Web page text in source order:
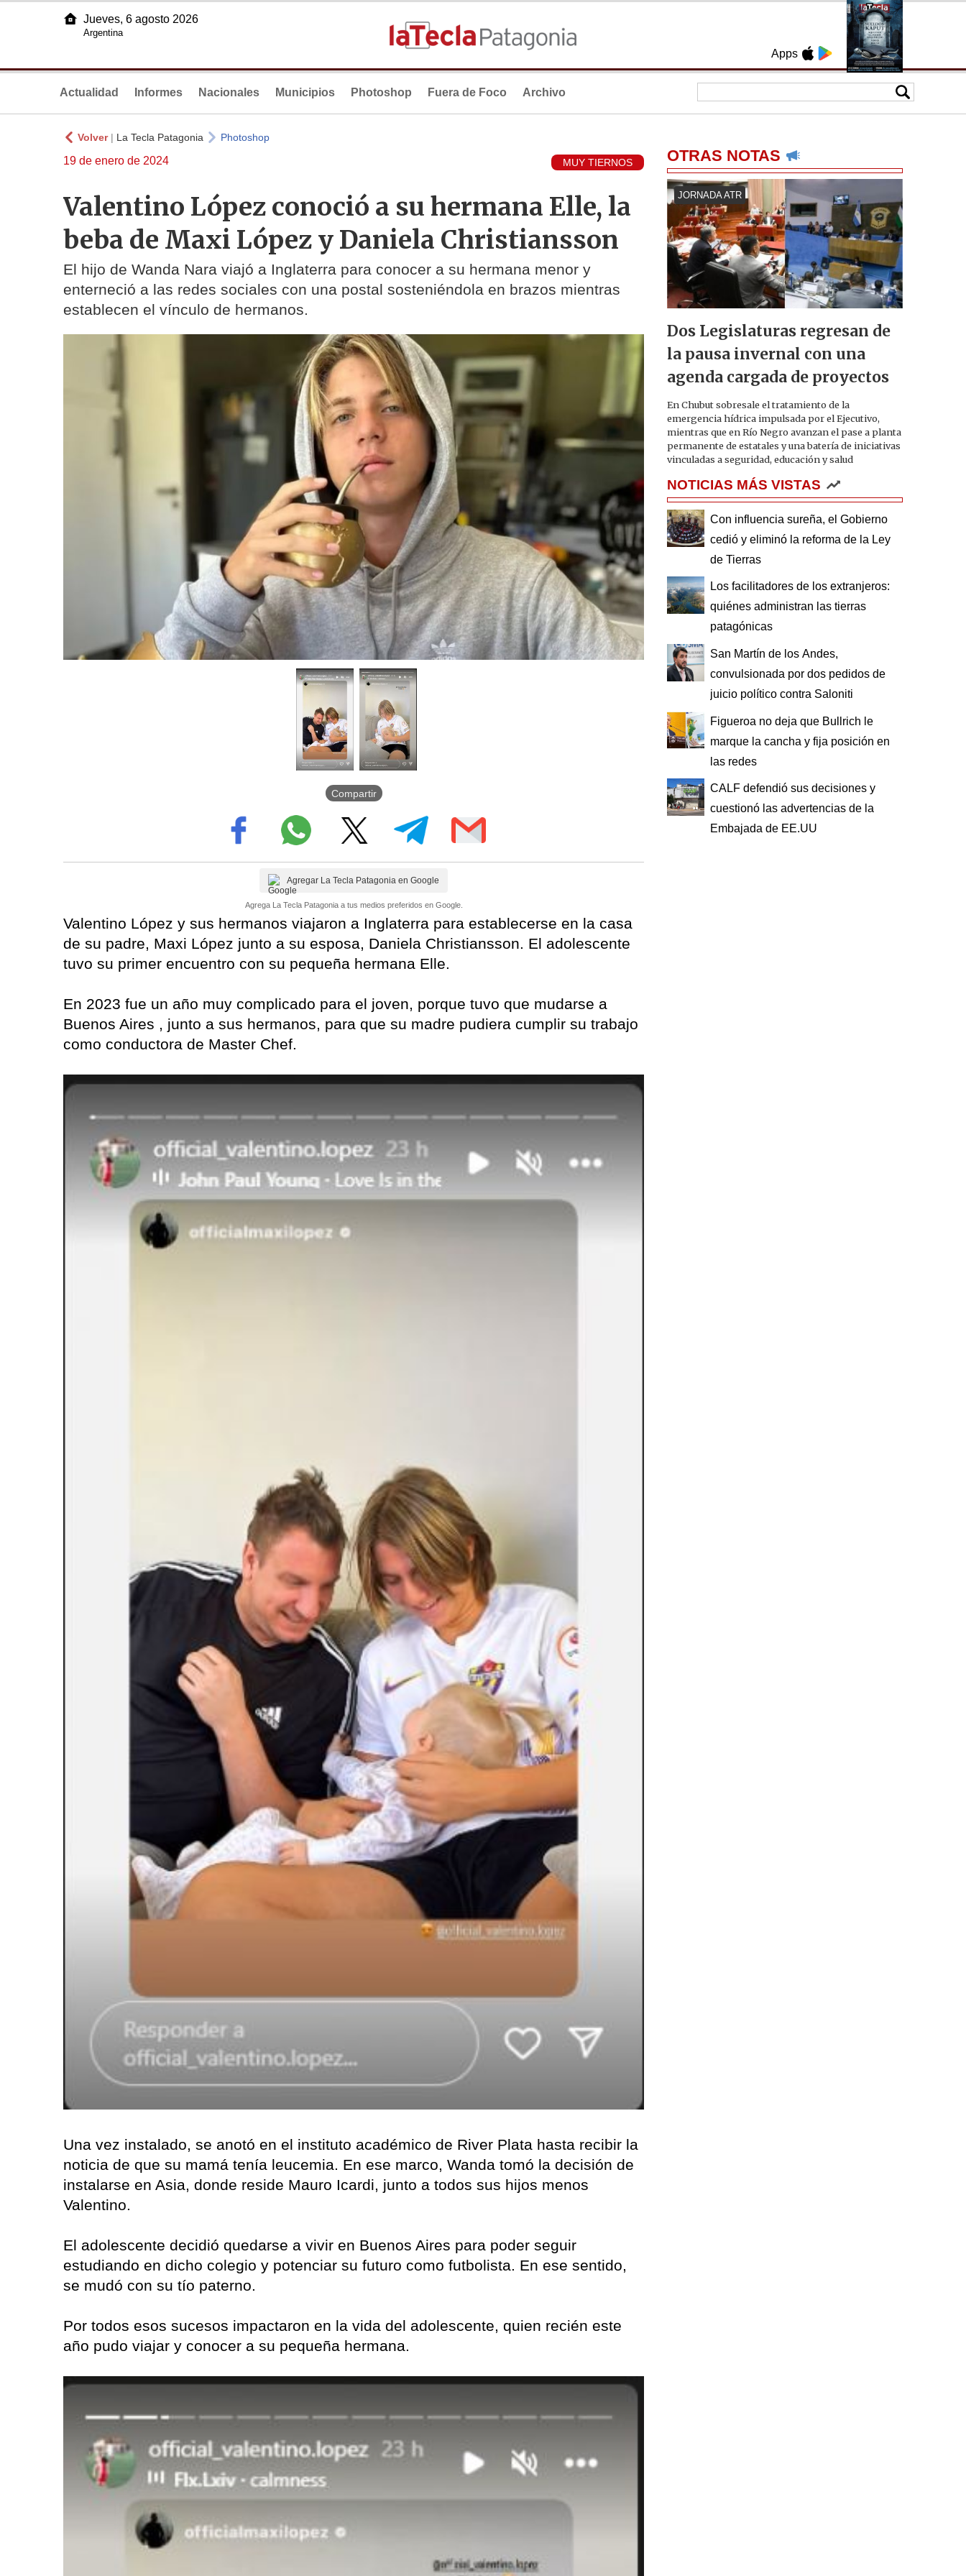
Apps
Jueves, 6 agosto 2026
Argentina
Actualidad Informes Nacionales Municipios Photoshop Fuera de Foco Archivo
Volver| La Tecla Patagonia Photoshop
19 de enero de 2024 MUY TIERNOS
Valentino López conoció a su hermana Elle, la
beba de Maxi López y Daniela Christiansson
El hijo de Wanda Nara viajó a Inglaterra para conocer a su hermana menor y
enterneció a las redes sociales con una postal sosteniéndola en brazos mientras
establecen el vínculo de hermanos.
Compartir
Agregar La Tecla Patagonia en Google
Agrega La Tecla Patagonia a tus medios preferidos en Google.
Valentino López y sus hermanos viajaron a Inglaterra para establecerse en la casa
de su padre, Maxi López junto a su esposa, Daniela Christiansson. El adolescente
tuvo su primer encuentro con su pequeña hermana Elle.
En 2023 fue un año muy complicado para el joven, porque tuvo que mudarse a
Buenos Aires , junto a sus hermanos, para que su madre pudiera cumplir su trabajo
como conductora de Master Chef.
Una vez instalado, se anotó en el instituto académico de River Plata hasta recibir la
noticia de que su mamá tenía leucemia. En ese marco, Wanda tomó la decisión de
instalarse en Asia, donde reside Mauro Icardi, junto a todos sus hijos menos
Valentino.
El adolescente decidió quedarse a vivir en Buenos Aires para poder seguir
estudiando en dicho colegio y potenciar su futuro como futbolista. En ese sentido,
se mudó con su tío paterno.
Por todos esos sucesos impactaron en la vida del adolescente, quien recién este
año pudo viajar y conocer a su pequeña hermana.
OTRAS NOTAS
JORNADA ATR
Dos Legislaturas regresan de
la pausa invernal con una
agenda cargada de proyectos
En Chubut sobresale el tratamiento de la
emergencia hídrica impulsada por el Ejecutivo,
mientras que en Río Negro avanzan el pase a planta
permanente de estatales y una batería de iniciativas
vinculadas a seguridad, educación y salud
NOTICIAS MÁS VISTAS
Con influencia sureña, el Gobierno
cedió y eliminó la reforma de la Ley
de Tierras
Los facilitadores de los extranjeros:
quiénes administran las tierras
patagónicas
San Martín de los Andes,
convulsionada por dos pedidos de
juicio político contra Saloniti
Figueroa no deja que Bullrich le
marque la cancha y fija posición en
las redes
CALF defendió sus decisiones y
cuestionó las advertencias de la
Embajada de EE.UU